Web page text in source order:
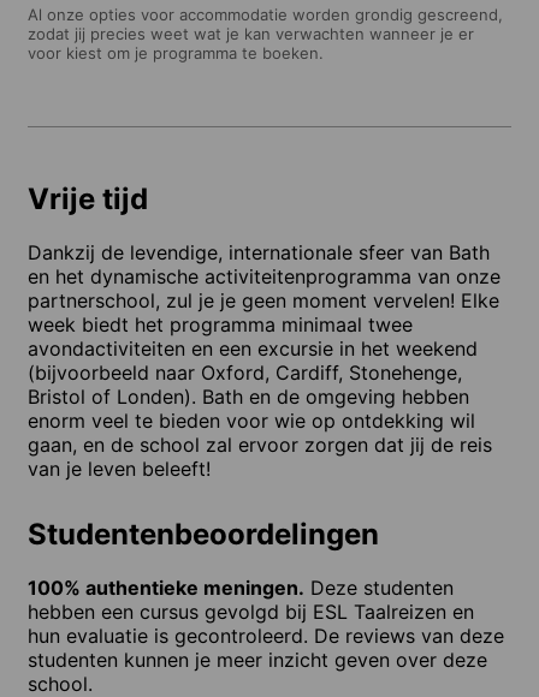
Al onze opties voor accommodatie worden grondig gescreend,
zodat jij precies weet wat je kan verwachten wanneer je er
voor kiest om je programma te boeken.
Vrije tijd
Dankzij de levendige, internationale sfeer van Bath
en het dynamische activiteitenprogramma van onze
partnerschool, zul je je geen moment vervelen! Elke
week biedt het programma minimaal twee
avondactiviteiten en een excursie in het weekend
(bijvoorbeeld naar Oxford, Cardiff, Stonehenge,
Bristol of Londen). Bath en de omgeving hebben
enorm veel te bieden voor wie op ontdekking wil
gaan, en de school zal ervoor zorgen dat jij de reis
van je leven beleeft!
Studentenbeoordelingen
100% authentieke meningen. Deze studenten
hebben een cursus gevolgd bij ESL Taalreizen en
hun evaluatie is gecontroleerd. De reviews van deze
studenten kunnen je meer inzicht geven over deze
school.